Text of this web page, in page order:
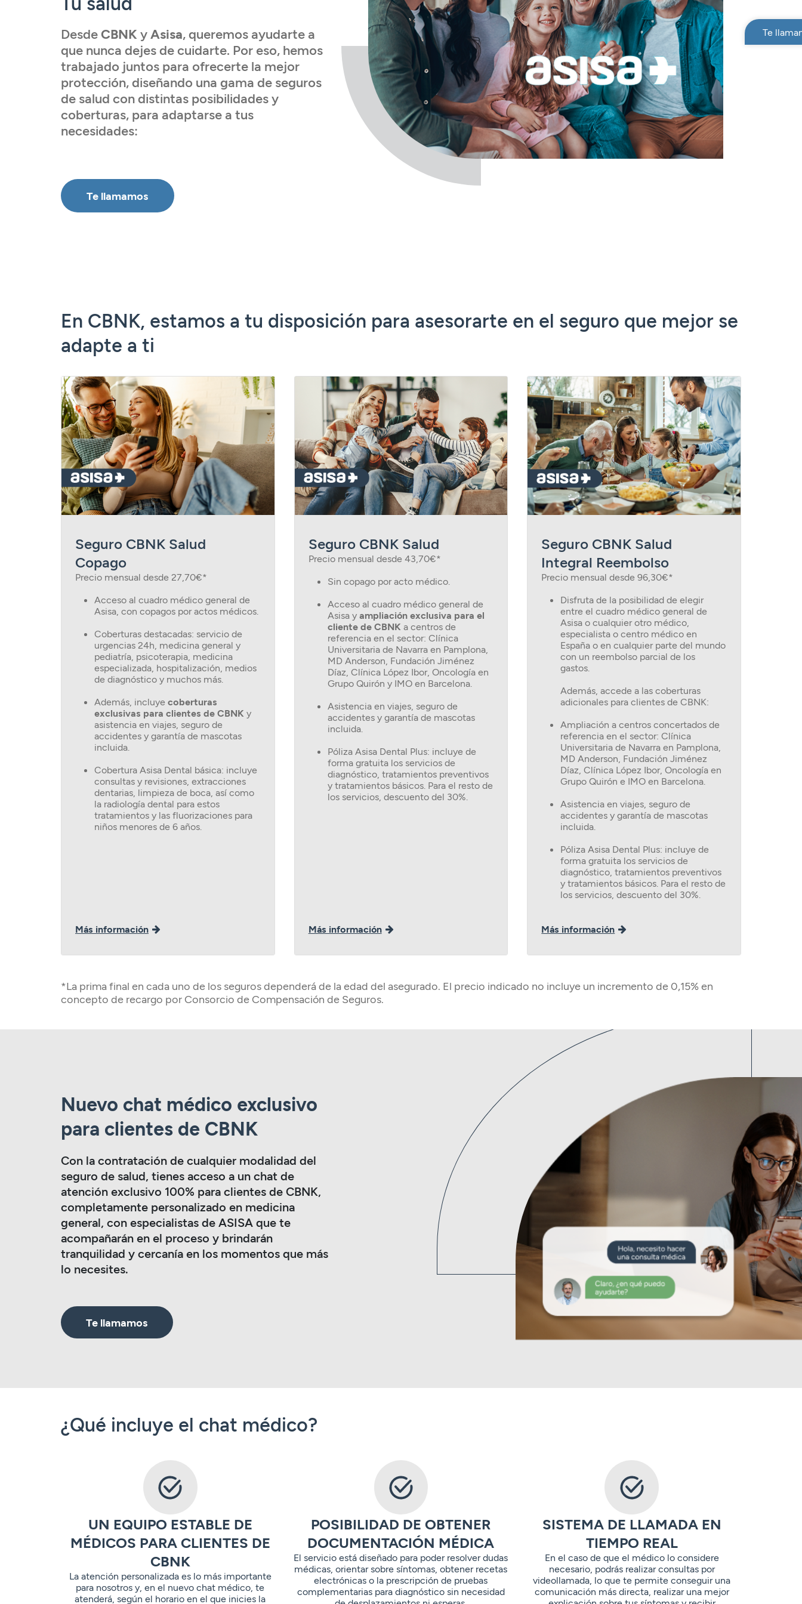
Servicios
Acceder
Seguros
Acceder
Servicios
Expatriados
Acceder
Servicios
Acceder
Te
DesdeCBNK y Asisa, queremos ayudarte a
que nunca dejes de cuidarte. Por eso, hemos
trabajado juntos para ofrecerte la mejor
protección, diseñando una gama de seguros
de salud con distintas posibilidades y
coberturas, para adaptarse a tus
necesidades:
Te llamamos
En CBNK, estamos a tu disposición para asesorarte en el seguro que mejor se
adapte a ti
Seguro CBNK Salud
Copago
Precio mensual desde 27,70€*
Acceso al cuadro médico general de
Asisa, con copagos por actos médicos.
Coberturas destacadas: servicio de
urgencias 24h, medicina general y
pediatría, psicoterapia, medicina
especializada, hospitalización, medios
de diagnóstico y muchos más.
Además, incluye coberturas
exclusivas para clientes de CBNK y
asistencia en viajes, seguro de
accidentes y garantía de mascotas
incluida.
Cobertura Asisa Dental básica: incluye
consultas y revisiones, extracciones
dentarias, limpieza de boca, así como
la radiología dental para estos
tratamientos y las fluorizaciones para
niños menores de 6 años.
Más información
Seguro CBNK Salud
Precio mensual desde 43,70€*
Sin copago por acto médico.
Acceso al cuadro médico general de
Asisa y ampliación exclusiva para el
cliente de CBNK a centros de
referencia en el sector: Clínica
Universitaria de Navarra en Pamplona,
MD Anderson, Fundación Jiménez
Díaz, Clínica López Ibor, Oncología en
Grupo Quirón y IMO en Barcelona.
Asistencia en viajes, seguro de
accidentes y garantía de mascotas
incluida.
Póliza Asisa Dental Plus: incluye de
forma gratuita los servicios de
diagnóstico, tratamientos preventivos
y tratamientos básicos. Para el resto de
los servicios, descuento del 30%.
Más información
Seguro CBNK Salud
Integral Reembolso
Precio mensual desde 96,30€*
Disfruta de la posibilidad de elegir
entre el cuadro médico general de
Asisa o cualquier otro médico,
especialista o centro médico en
España o en cualquier parte del mundo
con un reembolso parcial de los
gastos.
Además, accede a las coberturas
adicionales para clientes de CBNK:
Ampliación a centros concertados de
referencia en el sector: Clínica
Universitaria de Navarra en Pamplona,
MD Anderson, Fundación Jiménez
Díaz, Clínica López Ibor, Oncología en
Grupo Quirón e IMO en Barcelona.
Asistencia en viajes, seguro de
accidentes y garantía de mascotas
incluida.
Póliza Asisa Dental Plus: incluye de
forma gratuita los servicios de
diagnóstico, tratamientos preventivos
y tratamientos básicos. Para el resto de
los servicios, descuento del 30%.
Más información
*La prima final en cada uno de los seguros dependerá de la edad del asegurado. El precio indicado no incluye un incremento de 0,15% en
concepto de recargo por Consorcio de Compensación de Seguros.
Nuevo chat médico exclusivo
para clientes de CBNK
Con la contratación de cualquier modalidad del
seguro de salud, tienes acceso a un chat de
atención exclusivo 100% para clientes de CBNK,
completamente personalizado en medicina
general, con especialistas de ASISA que te
acompañarán en el proceso y brindarán
tranquilidad y cercanía en los momentos que más
lo necesites.
Te llamamos
¿Qué incluye el chat médico?
UN EQUIPO ESTABLE DE
MÉDICOS PARA CLIENTES DE
CBNK
La atención personalizada es lo más importante
para nosotros y, en el nuevo chat médico, te
atenderá, según el horario en el que inicies la
POSIBILIDAD DE OBTENER
DOCUMENTACIÓN MÉDICA
El servicio está diseñado para poder resolver dudas
médicas, orientar sobre síntomas, obtener recetas
electrónicas o la prescripción de pruebas
complementarias para diagnóstico sin necesidad
SISTEMA DE LLAMADA EN
TIEMPO REAL
En el caso de que el médico lo considere
necesario, podrás realizar consultas por
videollamada, lo que te permite conseguir una
comunicación más directa, realizar una mejor